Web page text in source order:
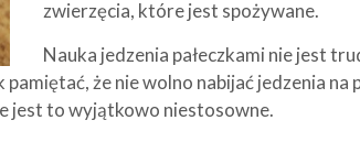
zwierzęcia, które jest spożywane.
Nauka jedzenia pałeczkami nie jest
że nie wolno nabijać jedzenia na
jest to wyjątkowo niestosowne.